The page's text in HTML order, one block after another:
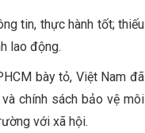
tin, thực hành tốt; thiếu
lao động.
bày tỏ, Việt Nam đã
chính sách bảo vệ môi
với xã hội.